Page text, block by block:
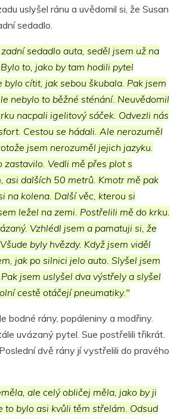
uslyšel ránu a uvědomil si, že Susan
sedadlo.
sedadlo auta, seděl jsem už na
to, jako by tam hodili pytel
bylo cítit, jak sebou škubala. Pak jsem
nebylo to běžné sténání. Neuvědomil
nacpali igelitový sáček. Odvezli nás
Cestou se hádali. Ale nerozuměl
jsem nerozuměl jejich jazyku.
zastavilo. Vedli mě přes plot s
asi dalších 50 metrů. Kmotr mě pak
na kolena. Další věc, kterou si
ležel na zemi. Postřelili mě do krku.
Vzhlédl jsem a pamatuji si, že
byly hvězdy. Když jsem viděl
jak po silnici jelo auto. Slyšel jsem
jsem uslyšel dva výstřely a slyšel
cestě otáčejí pneumatiky."
bodné rány, popáleniny a modřiny.
uvázaný pytel. Sue postřelili třikrát.
dvě rány jí vystřelili do pravého
ale celý obličej měla, jako by ji
to bylo asi kvůli těm střelám. Odsud